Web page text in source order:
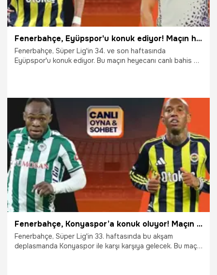
Fenerbahçe, Eyüpspor'u konuk ediyor! Maçın heyecanı canlı sohbet ile Misli'de
Fenerbahçe, Süper Lig'in 34. ve son haftasında
Eyüpspor'u konuk ediyor. Bu maçın heyecanı canlı bahis ve
17.05.2026 Şampiy10
Fenerbahçe, Konyaspor’a konuk oluyor! Maçın heyecanı Misli'de
Fenerbahçe, Süper Lig'in 33. haftasında bu akşam
deplasmanda Konyaspor ile karşı karşıya gelecek. Bu maçın